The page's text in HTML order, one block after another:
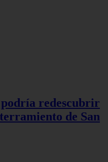
redescubrir
de San